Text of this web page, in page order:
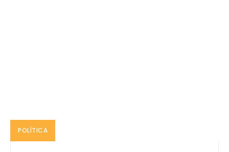
POLÍTICA